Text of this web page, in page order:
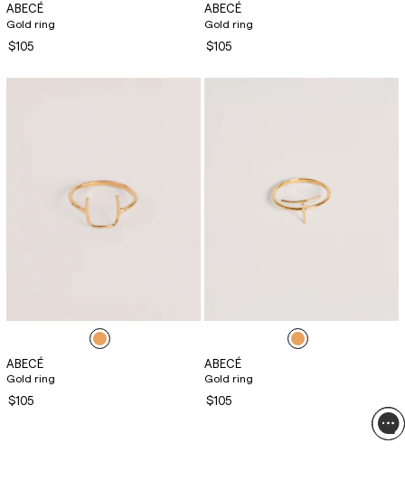
ABECÉ
Gold ring
$105
ABECÉ
Gold ring
$105
ABECÉ
Gold ring
$105
ABECÉ
Gold ring
$105